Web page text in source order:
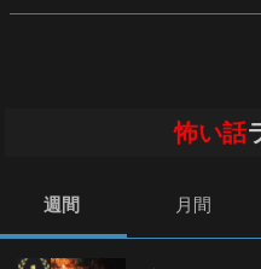
怖い話
週間 月間